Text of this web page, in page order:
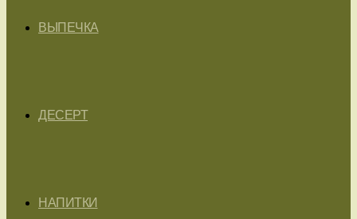
ВЫПЕЧКА
ДЕСЕРТ
НАПИТКИ